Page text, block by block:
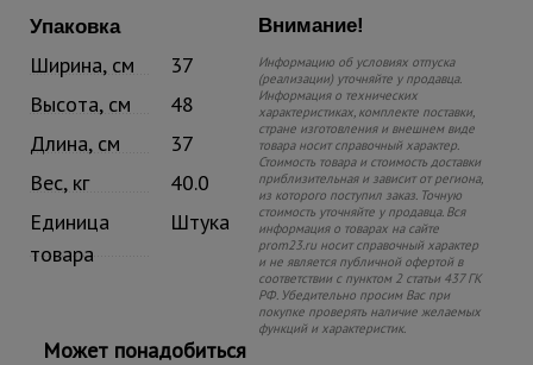
Упаковка
Ширина, см
37
Высота, см
48
Длина, см
37
Вес, кг
40.0
Единица
товара
Штука
Внимание!
Информацию об условиях отпуска
(реализации) уточняйте у продавца.
Информация о технических
характеристиках, комплекте поставки,
стране изготовления и внешнем виде
товара носит справочный характер.
Стоимость товара и стоимость доставки
приблизительная и зависит от региона,
из которого поступил заказ. Точную
стоимость уточняйте у продавца. Вся
информация о товарах на сайте
prom23.ru носит справочный характер
и не является публичной офертой в
соответствии с пунктом 2 статьи 437 ГК
РФ. Убедительно просим Вас при
покупке проверять наличие желаемых
функций и характеристик.
Может понадобиться